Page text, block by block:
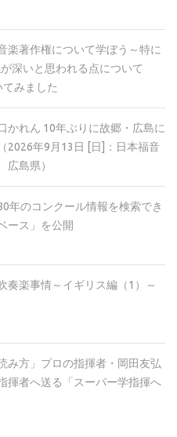
楽著作権について学ぼう～特に
深いと思われる点について
てみました
かれん 10年ぶりに故郷・広島に
2026年9月13日 [日]：日本福音
広島県）
年のコンクール情報を検索でき
ース」を公開
奏楽事情～イギリス編（1）～
み方」プロの指揮者・岡田友弘
揮者へ送る「スーパー学指揮へ